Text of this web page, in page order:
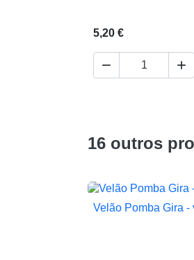
5,20 €
 
16 outros
 Vista
Velão Pomba Gira -